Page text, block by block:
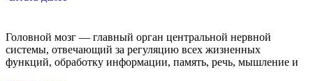
Головной мозг — главный орган центральной нервной
системы, отвечающий за регуляцию всех жизненных
функций, обработку информации, память, речь, мышление и